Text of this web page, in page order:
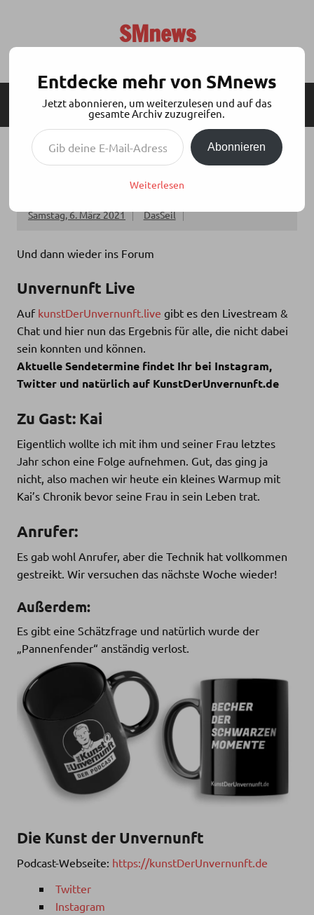
SMnews
SEITENLEISTE
MENÜ
KDU PODCAST: UNVERNUNFT LIVE
04.03.2021 – KAI’S CHRONIK
Samstag, 6. März 2021 DasSeil
Und dann wieder ins Forum
Unvernunft Live
Auf kunstDerUnvernunft.live gibt es den Livestream &
Chat und hier nun das Ergebnis für alle, die nicht dabei
sein konnten und können.
Aktuelle Sendetermine findet Ihr bei Instagram,
Twitter und natürlich auf KunstDerUnvernunft.de
Zu Gast: Kai
Eigentlich wollte ich mit ihm und seiner Frau letztes
Jahr schon eine Folge aufnehmen. Gut, das ging ja
nicht, also machen wir heute ein kleines Warmup mit
Kai’s Chronik bevor seine Frau in sein Leben trat.
Anrufer:
Es gab wohl Anrufer, aber die Technik hat vollkommen
gestreikt. Wir versuchen das nächste Woche wieder!
Außerdem:
Es gibt eine Schätzfrage und natürlich wurde der
„Pannenfender“ anständig verlost.
Die Kunst der Unvernunft
Podcast-Webseite: https://kunstDerUnvernunft.de
Twitter
Instagram
Entdecke mehr von SMnews
Jetzt abonnieren, um weiterzulesen und auf das
gesamte Archiv zuzugreifen.
Gib deine E-Mail-Adresse ein ...
Abonnieren
Weiterlesen